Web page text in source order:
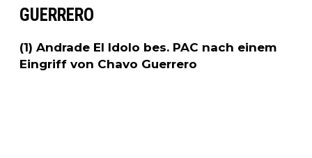
GUERRERO
(1) Andrade El Idolo bes. PAC nach einem
Eingriff von Chavo Guerrero